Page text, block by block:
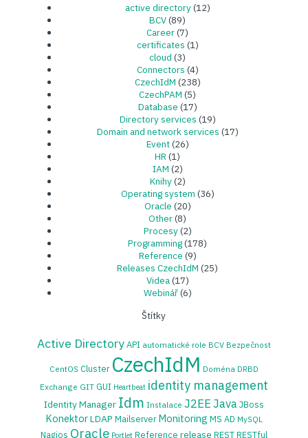
active directory(12)
BCV(89)
Career(7)
certificates (1)
cloud (3)
Connectors (4)
CzechIdM (238)
CzechPAM (5)
Database (17)
Directory services (19)
Domain and network services (17)
Event(26)
HR (1)
IAM (2)
Knihy(2)
Operating system (36)
Oracle (20)
Other(8)
Procesy(2)
Programming(178)
Reference (9)
Releases CzechIdM (25)
Videa (17)
Webinář(6)
Štítky
Active DirectoryAPI automatické role BCV Bezpečnost
CentOS Cluster CzechIdM Doména DRBD
Exchange GIT GUI Heartbeat identity management
Identity Manager Idm Instalace J2EEJavaJBoss
KonektorLDAP Mailserver Monitoring MS AD MySQL
Nagios Oracle Portlet Reference release RESTRESTful